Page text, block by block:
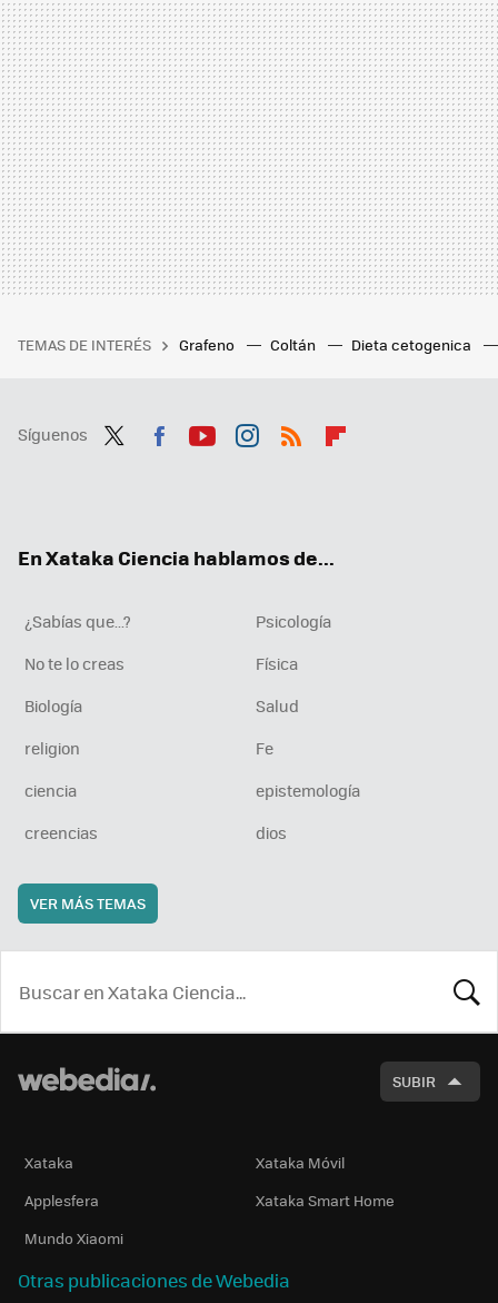
TEMAS DE INTERÉS Grafeno Coltán Dieta cetogenica
Síguenos
En Xataka Ciencia hablamos de...
¿Sabías que...?
Psicología
No te lo creas
Física
Biología
Salud
religion
Fe
ciencia
epistemología
creencias
dios
VER MÁS TEMAS
SUBIR
Xataka
Xataka Móvil
Applesfera
Xataka Smart Home
Mundo Xiaomi
Otras publicaciones de Webedia